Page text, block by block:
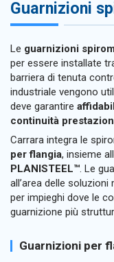
Guarnizioni
Le guarnizioni
per essere installate
barriera di tenuta
industriale vengono
deve garantire
continuità
Carrara integra le
per flangia, insieme
PLANISTEEL™. Le
all’area delle
per impieghi dove le
guarnizione più
Guarnizioni per